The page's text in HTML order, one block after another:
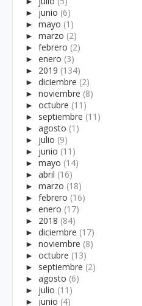
► junio (6)
► mayo (1)
► marzo (2)
► febrero (2)
► enero (3)
► 2019 (134)
► diciembre (2)
► noviembre (8)
► octubre (11)
► septiembre (11)
► agosto (1)
► julio (9)
► junio (11)
► mayo (14)
► abril (16)
► marzo (18)
► febrero (16)
► enero (17)
► 2018 (84)
► diciembre (17)
► noviembre (8)
► octubre (13)
► septiembre (2)
► agosto (6)
► julio (11)
► junio (4)